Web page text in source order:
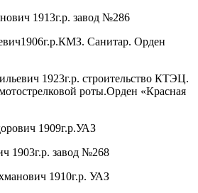
1913г.р. завод №286
Санитар. Орден
1923г.р. строительство КТЭЦ.
роты.Орден «Красная
1909г.р.УАЗ
1903г.р. завод №268
1910г.р. УАЗ